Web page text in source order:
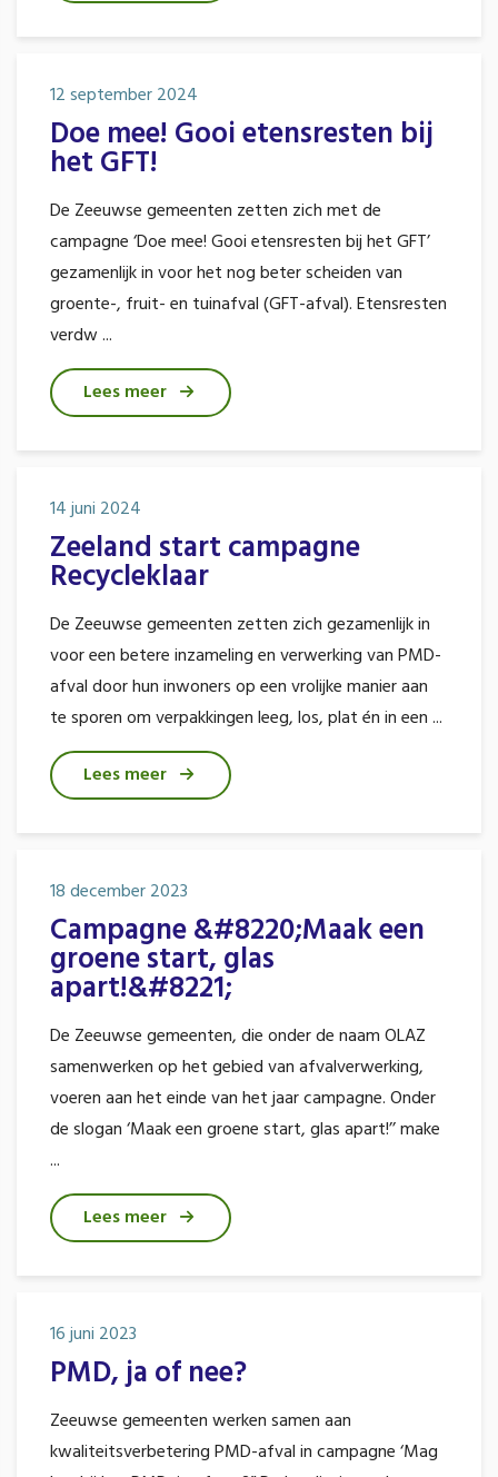
12 september 2024
Doe mee! Gooi etensresten bij
het GFT!
De Zeeuwse gemeenten zetten zich met de
campagne ‘Doe mee! Gooi etensresten bij het GFT’
gezamenlijk in voor het nog beter scheiden van
groente-, fruit- en tuinafval (GFT-afval). Etensresten
verdw ...
Lees meer
14 juni 2024
Zeeland start campagne
Recycleklaar
De Zeeuwse gemeenten zetten zich gezamenlijk in
voor een betere inzameling en verwerking van PMD-
afval door hun inwoners op een vrolijke manier aan
te sporen om verpakkingen leeg, los, plat én in een ...
Lees meer
18 december 2023
Campagne &#8220;Maak een
groene start, glas
apart!&#8221;
De Zeeuwse gemeenten, die onder de naam OLAZ
samenwerken op het gebied van afvalverwerking,
voeren aan het einde van het jaar campagne. Onder
de slogan ‘Maak een groene start, glas apart!’’ make
...
Lees meer
16 juni 2023
PMD, ja of nee?
Zeeuwse gemeenten werken samen aan
kwaliteitsverbetering PMD-afval in campagne ‘Mag